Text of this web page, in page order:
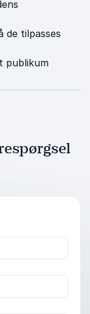
de tilpasses
publikum